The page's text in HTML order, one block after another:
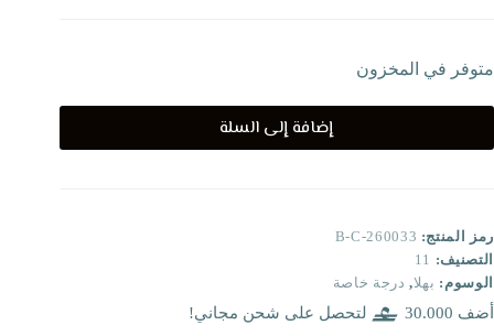
متوفر في المخزون
إضافة إلى السلة
رمز المنتج: B-C-260033
التصنيف: 11
الوسوم: بهلا, درجة خاصة
أضف 30.000 لتحصل على شحن مجاني!